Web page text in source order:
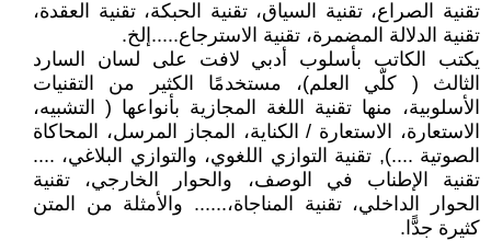
تقنية الصراع، تقنية السياق، تقنية الحبكة، تقنية العقدة،
تقنية الدلالة المضمرة، تقنية الاسترجاع.....إلخ.
يكتب الكاتب بأسلوب أدبي لافت على لسان السارد
الثالث ( كلّي العلم)، مستخدمًا الكثير من التقنيات
الأسلوبية، منها تقنية اللغة المجازية بأنواعها ( التشبيه،
الاستعارة، الاستعارة / الكناية، المجاز المرسل، المحاكاة
الصوتية ....), تقنية التوازي اللغوي، والتوازي البلاغي، ....
تقنية الإطناب في الوصف، والحوار الخارجي، تقنية
الحوار الداخلي، تقنية المناجاة،...... والأمثلة من المتن
كثيرة جدًّا.